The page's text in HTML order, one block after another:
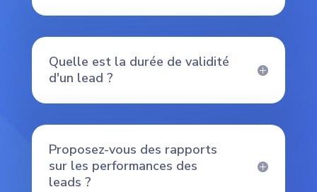
Quelle est la durée de validité
d'un lead ?
Proposez-vous des rapports
sur les performances des
leads ?